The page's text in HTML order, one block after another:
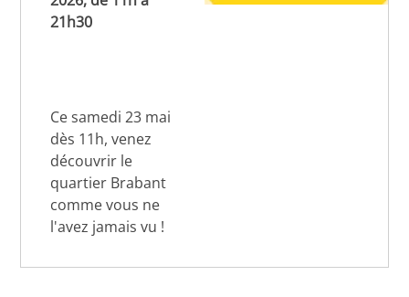
21h30
Ce samedi 23 mai
dès 11h, venez
découvrir le
quartier Brabant
comme vous ne
l'avez jamais vu !